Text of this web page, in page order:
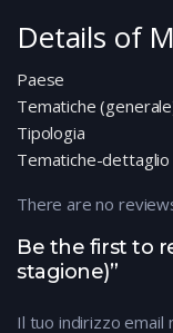
Details of
Paese
Tematiche
Tipologia
Tematiche-dettaglio
Be the first to
stagione)”
Il tuo indirizzo email
There are no